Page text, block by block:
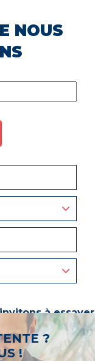
NOUS
à essayer
un « métier ».
?
!